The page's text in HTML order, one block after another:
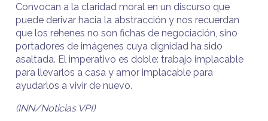
Convocan a la claridad moral en un discurso que
puede derivar hacia la abstracción y nos recuerdan
que los rehenes no son fichas de negociación, sino
portadores de imágenes cuya dignidad ha sido
asaltada. El imperativo es doble: trabajo implacable
para llevarlos a casa y amor implacable para
ayudarlos a vivir de nuevo.
(INN/Noticias VPI)